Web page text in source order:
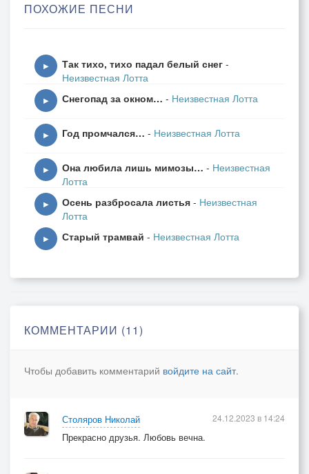
И далеки мы друг от друга.
Под звон чарующей капели,
Когда придет опять Весна
И зацветут сады в апреле.
Я буду ждать тебя всегда
Грустит полночная Луна
И звездам в небе нет покоя.
Не перестану никогда
Мечтать о счастье нашей встречи.
Автор текста Неизвестная Лотта
Автор музыки Валентин Паршин
https://ya-poyu.ru/song/72346
ПОХОЖИЕ ПЕСНИ
▶ Так тихо, тихо падал белый снег -
Неизвестная Лотта
▶ Снегопад за окном… - Неизвестная Лотта
▶ Год промчался… - Неизвестная Лотта
▶ Она любила лишь мимозы… - Неизвестная
Лотта
▶ Осень разбросала листья - Неизвестная
Лотта
▶ Старый трамвай - Неизвестная Лотта
КОММЕНТАРИИ (11)
Чтобы добавить комментарий войдите на сайт.
Столяров Николай
Прекрасно друзья. Любовь вечна.
24.12.2023 в 14:24